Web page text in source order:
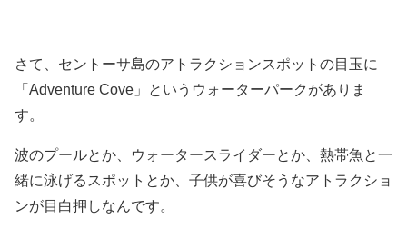
さて、セントーサ島のアトラクションスポットの目玉に
「Adventure Cove」というウォーターパークがありま
す。
波のプールとか、ウォータースライダーとか、熱帯魚と一
緒に泳げるスポットとか、子供が喜びそうなアトラクショ
ンが目白押しなんです。